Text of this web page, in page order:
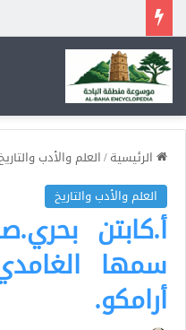
الرئيسية/العلم والأدب
العلم والأدب والتاريخ
أ.كابتن
سمها
أرامكو.